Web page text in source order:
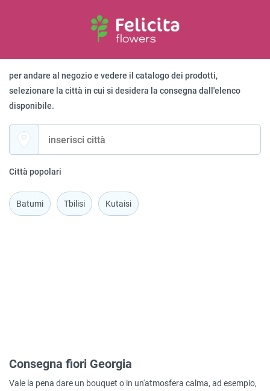
per andare al negozio e vedere il catalogo dei prodotti,
selezionare la città in cui si desidera la consegna dall'elenco
disponibile.
Città popolari
Batumi Tbilisi Kutaisi
Consegna fiori Georgia
Vale la pena dare un bouquet o in un'atmosfera calma, ad esempio,